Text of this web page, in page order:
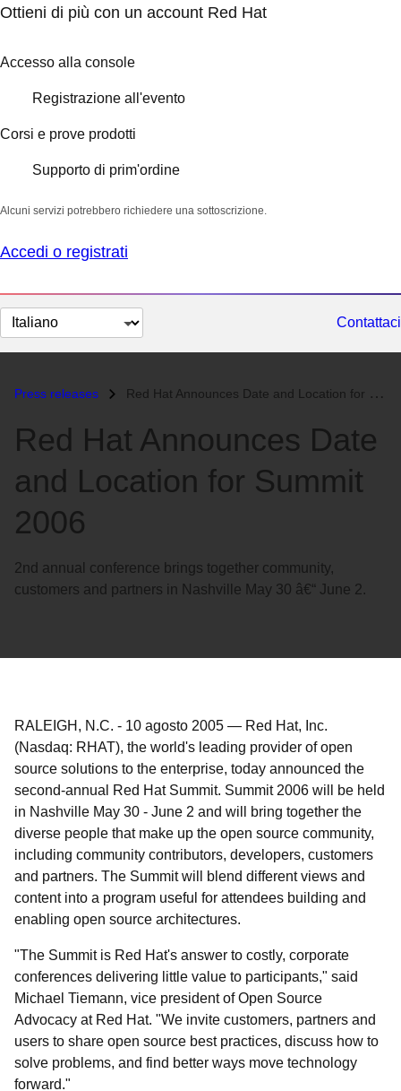
Ottieni di più con un account Red Hat
Accesso alla console
Registrazione all'evento
Corsi e prove prodotti
Supporto di prim'ordine
Alcuni servizi potrebbero richiedere una sottoscrizione.
Accedi o registrati
Cambia
lingua
Contattaci
Press releases Red Hat Announces Date and Location for Summit 2006...
Red Hat Announces Date
and Location for Summit
2006
2nd annual conference brings together community,
customers and partners in Nashville May 30 â€“ June 2.
RALEIGH, N.C. - 10 agosto 2005 — Red Hat, Inc.
(Nasdaq: RHAT), the world's leading provider of open
source solutions to the enterprise, today announced the
second-annual Red Hat Summit. Summit 2006 will be held
in Nashville May 30 - June 2 and will bring together the
diverse people that make up the open source community,
including community contributors, developers, customers
and partners. The Summit will blend different views and
content into a program useful for attendees building and
enabling open source architectures.
"The Summit is Red Hat's answer to costly, corporate
conferences delivering little value to participants," said
Michael Tiemann, vice president of Open Source
Advocacy at Red Hat. "We invite customers, partners and
users to share open source best practices, discuss how to
solve problems, and find better ways move technology
forward."